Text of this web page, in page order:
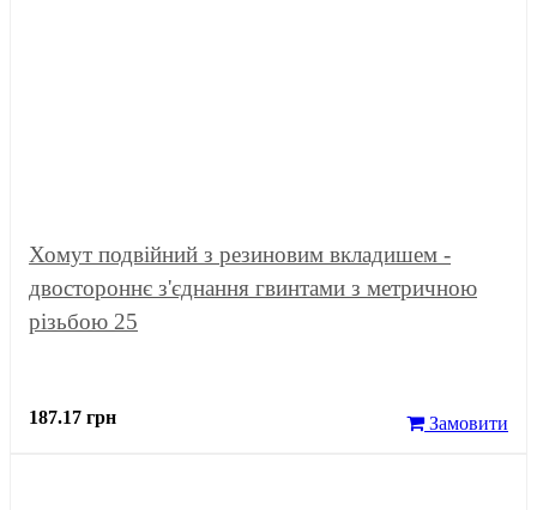
Хомут подвійний з резиновим вкладишем -
двостороннє з'єднання гвинтами з метричною
різьбою 25
187.17 грн Замовити